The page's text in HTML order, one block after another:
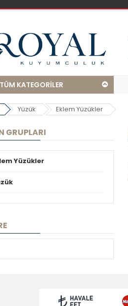
TÜM KATEGORİLER
Yüzük Eklem Yüzükler
GRUPLARI
Yüzükler